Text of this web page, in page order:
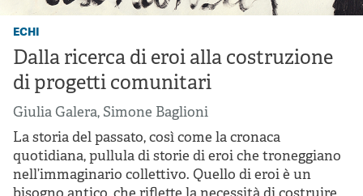
echi
Dalla ricerca di eroi alla costruzione
di progetti comunitari
Giulia Galera, Simone Baglioni
La storia del passato, così come la cronaca
quotidiana, pullula di storie di eroi che troneggiano
nell’immaginario collettivo. Quello di eroi è un